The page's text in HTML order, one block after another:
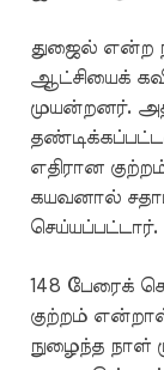
துஜைல் என்ற
ஆட்சியைக்
முயன்றனர்.
எதிரான
கயவனால்
செய்யப்பட்டார்.
148 பேரைக்
குற்றம்
நுழைந்த